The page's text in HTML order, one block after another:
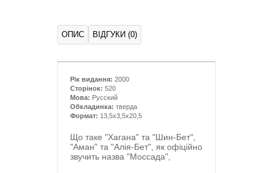
ОПИС ВІДГУКИ (0)
Рік видання: 2000
Сторінок: 520
Мова: Русский
Обкладинка: тверда
Формат: 13,5x3,5x20,5
Що таке "Хагана" та "Шин-Бет",
"Аман" та "Алія-Бет", як офіційно
звучить назва "Моссада",